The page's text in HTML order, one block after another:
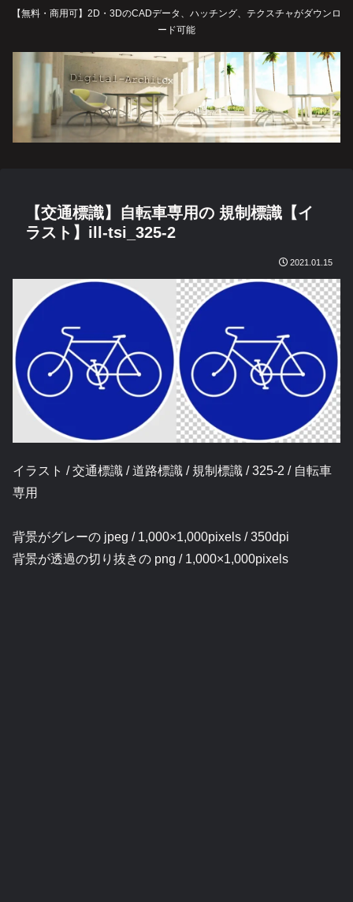
【無料・商用可】2D・3DのCADデータ、ハッチング、テクスチャがダウンロ
ード可能
【交通標識】自転車専用の 規制標識【イ
ラスト】ill-tsi_325-2
2021.01.15
イラスト / 交通標識 / 道路標識 / 規制標識 / 325-2 / 自転車
専用
背景がグレーの jpeg / 1,000×1,000pixels / 350dpi
背景が透過の切り抜きの png / 1,000×1,000pixels